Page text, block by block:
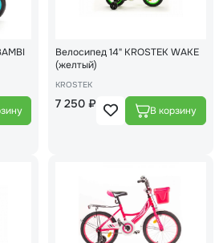
Велосипед 14" KROSTEK WAKE
(желтый)
KROSTEK
7 250 ₽